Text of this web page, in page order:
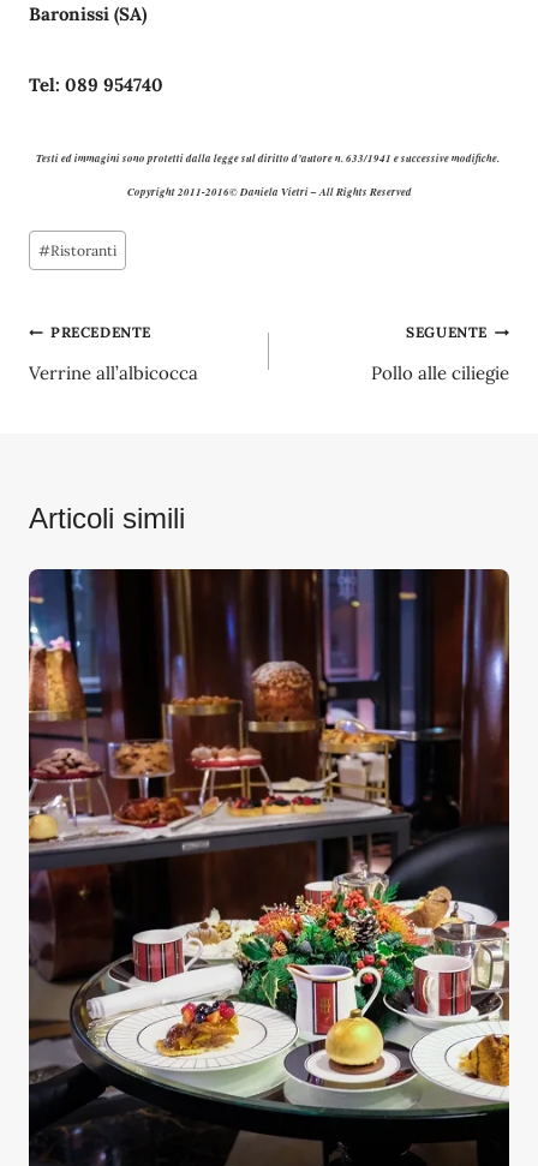
Baronissi (SA)
Tel: 089 954740
Testi ed immagini sono protetti dalla legge sul diritto d’autore n. 633/1941 e successive modifiche.
Copyright 2011-2016© Daniela Vietri – All Rights Reserved
Tag
articolo:
#Ristoranti
Navigazione
articoli
PRECEDENTE
Verrine all’albicocca
SEGUENTE
Pollo alle ciliegie
Articoli simili